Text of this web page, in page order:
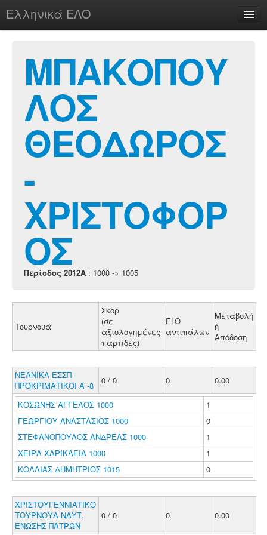
Ελληνικά ΕΛΟ
chesstu.be @ discord
Login
ΜΠΑΚΟΠΟΥ
ΛΟΣ
ΘΕΟΔΩΡΟΣ
-
ΧΡΙΣΤΟΦΟΡ
ΟΣ
Περίοδος 2012A : 1000 -> 1005
Τουρνουά
Σκορ
(σε
αξιολογημένες
παρτίδες)
ELO
αντιπάλων
Μεταβολή
ή
Απόδοση
ΝΕΑΝΙΚΑ ΕΣΣΠ -
ΠΡΟΚΡΙΜΑΤΙΚΟΙ Α -8
0 / 0 0 0.00
ΚΟΣΩΝΗΣ ΑΓΓΕΛΟΣ 1000
1
ΓΕΩΡΓΙΟΥ ΑΝΑΣΤΑΣΙΟΣ 1000
0
ΣΤΕΦΑΝΟΠΟΥΛΟΣ ΑΝΔΡΕΑΣ 1000
1
ΧΕΙΡΑ ΧΑΡΙΚΛΕΙΑ 1000
1
ΚΟΛΛΙΑΣ ΔΗΜΗΤΡΙΟΣ 1015
0
ΧΡΙΣΤΟΥΓΕΝΝΙΑΤΙΚΟ
ΤΟΥΡΝΟΥΑ ΝΑΥΤ.
ΕΝΩΣΗΣ ΠΑΤΡΩΝ
0 / 0 0 0.00